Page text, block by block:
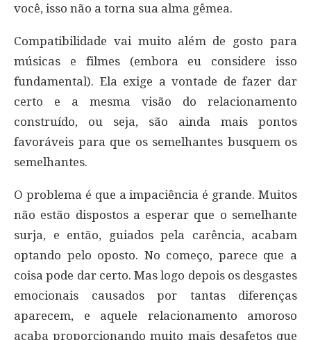
você, isso não a torna sua alma gêmea.
Compatibilidade vai muito além de gosto para
músicas e filmes (embora eu considere isso
fundamental). Ela exige a vontade de fazer dar
certo e a mesma visão do relacionamento
construído, ou seja, são ainda mais pontos
favoráveis para que os semelhantes busquem os
semelhantes.
O problema é que a impaciência é grande. Muitos
não estão dispostos a esperar que o semelhante
surja, e então, guiados pela carência, acabam
optando pelo oposto. No começo, parece que a
coisa pode dar certo. Mas logo depois os desgastes
emocionais causados por tantas diferenças
aparecem, e aquele relacionamento amoroso
acaba proporcionando muito mais desafetos que